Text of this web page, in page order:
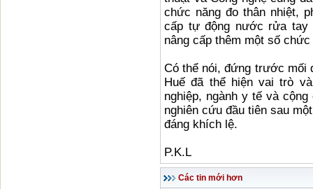
chức năng đo thân nhiệt,
cấp tự động nước rửa tay
nâng cấp thêm một số
Có thể nói, đứng trước mối
Huế đã thể hiện vai trò
nghiệp, ngành y tế và
nghiên cứu đầu tiên sau
đáng khích lệ.
P.K.L
Các tin mới hơn